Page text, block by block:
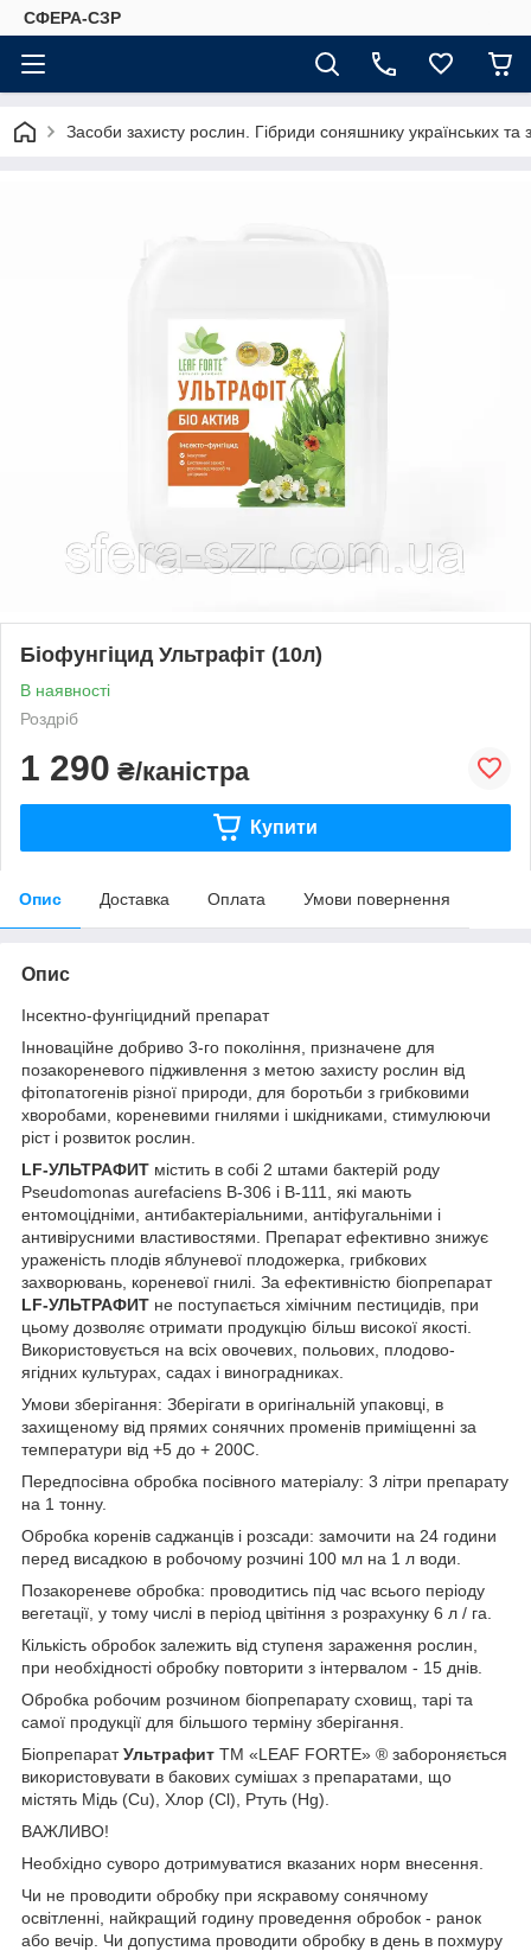
СФЕРА-СЗР
Засоби захисту рослин. Гібриди соняшнику українських та
Біофунгіцид Ультрафіт (10л)
В наявності
Роздріб
1 290 ₴/каністра
Купити
Опис Доставка Оплата Умови повернення
Опис
Інсектно-фунгіцидний препарат
Інноваційне добриво 3-го покоління, призначене для
позакореневого підживлення з метою захисту рослин від
фітопатогенів різної природи, для боротьби з грибковими
хворобами, кореневими гнилями і шкідниками, стимулюючи
ріст і розвиток рослин.
LF-УЛЬТРАФИТ містить в собі 2 штами бактерій роду
Pseudomonas aurefaciens B-306 і B-111, які мають
ентомоцідніми, антибактеріальними, антіфугальніми і
антивірусними властивостями. Препарат ефективно знижує
ураженість плодів яблуневої плодожерка, грибкових
захворювань, кореневої гнилі. За ефективністю біопрепарат
LF-УЛЬТРАФИТ не поступається хімічним пестицидів, при
цьому дозволяє отримати продукцію більш високої якості.
Використовується на всіх овочевих, польових, плодово-
ягідних культурах, садах і виноградниках.
Умови зберігання: Зберігати в оригінальній упаковці, в
захищеному від прямих сонячних променів приміщенні за
температури від +5 до + 200С.
Передпосівна обробка посівного матеріалу: 3 літри препарату
на 1 тонну.
Обробка коренів саджанців і розсади: замочити на 24 години
перед висадкою в робочому розчині 100 мл на 1 л води.
Позакореневе обробка: проводитись під час всього періоду
вегетації, у тому числі в період цвітіння з розрахунку 6 л / га.
Кількість обробок залежить від ступеня зараження рослин,
при необхідності обробку повторити з інтервалом - 15 днів.
Обробка робочим розчином біопрепарату сховищ, тарі та
самої продукції для більшого терміну зберігання.
БіопрепаратУльтрафит ТМ «LEAF FORTE» ® забороняється
використовувати в бакових сумішах з препаратами, що
містять Мідь (Cu), Хлор (Cl), Ртуть (Hg).
ВАЖЛИВО!
Необхідно суворо дотримуватися вказаних норм внесення.
Чи не проводити обробку при яскравому сонячному
освітленні, найкращий годину проведення обробок - ранок
або вечір. Чи допустима проводити обробку в день в похмуру